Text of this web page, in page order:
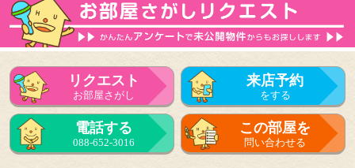
リクエスト
お部屋さがし
来店予約
をする
電話する
088-652-3016
この部屋を
問い合わせる